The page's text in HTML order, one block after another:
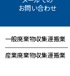
お問い合わせ
一般廃棄物収集運搬業
産業廃棄物収集運搬業